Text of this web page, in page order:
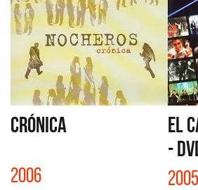
CRÓNICA
2006
EL
-
2005